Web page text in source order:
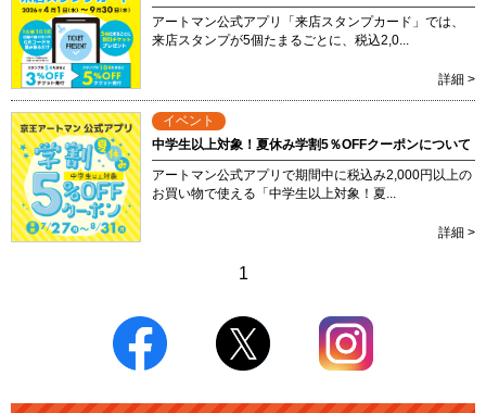
アートマン公式アプリ「来店スタンプカード」では、
来店スタンプが5個たまるごとに、税込2,0...
詳細 >
イベント
中学生以上対象！夏休み学割5％OFFクーポンについて
アートマン公式アプリで期間中に税込み2,000円以上の
お買い物で使える「中学生以上対象！夏...
詳細 >
1